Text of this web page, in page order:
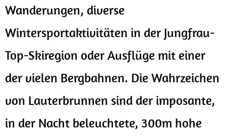
Wanderungen, diverse
Wintersportaktivitäten in der Jungfrau-
Top-Skiregion oder Ausflüge mit einer
der vielen Bergbahnen. Die Wahrzeichen
von Lauterbrunnen sind der imposante,
in der Nacht beleuchtete, 300m hohe